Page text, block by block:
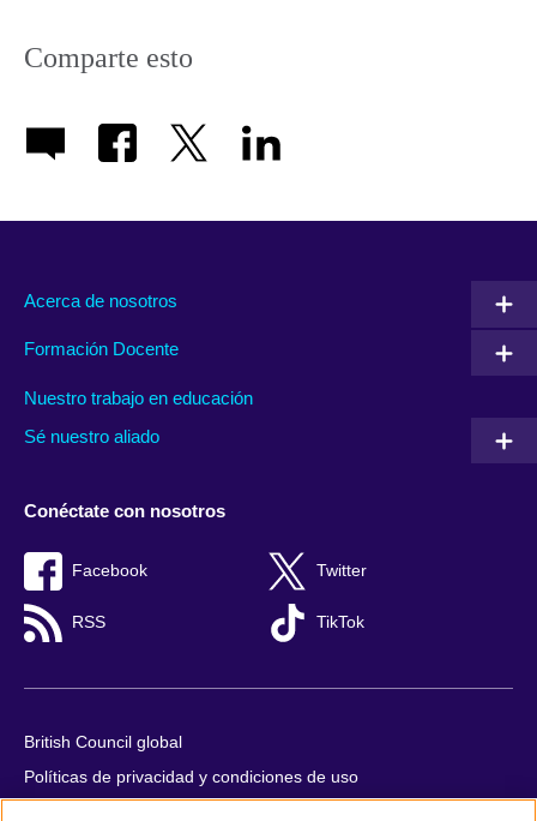
Comparte esto
Acerca de nosotros
Formación Docente
Nuestro trabajo en educación
Sé nuestro aliado
Conéctate con nosotros
Facebook Twitter
RSS TikTok
British Council global
Políticas de privacidad y condiciones de uso